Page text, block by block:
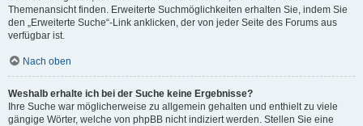
Themenansicht finden. Erweiterte Suchmöglichkeiten erhalten Sie, indem Sie
den „Erweiterte Suche“-Link anklicken, der von jeder Seite des Forums aus
verfügbar ist.
Nach oben
Weshalb erhalte ich bei der Suche keine Ergebnisse?
Ihre Suche war möglicherweise zu allgemein gehalten und enthielt zu viele
gängige Wörter, welche von phpBB nicht indiziert werden. Stellen Sie eine